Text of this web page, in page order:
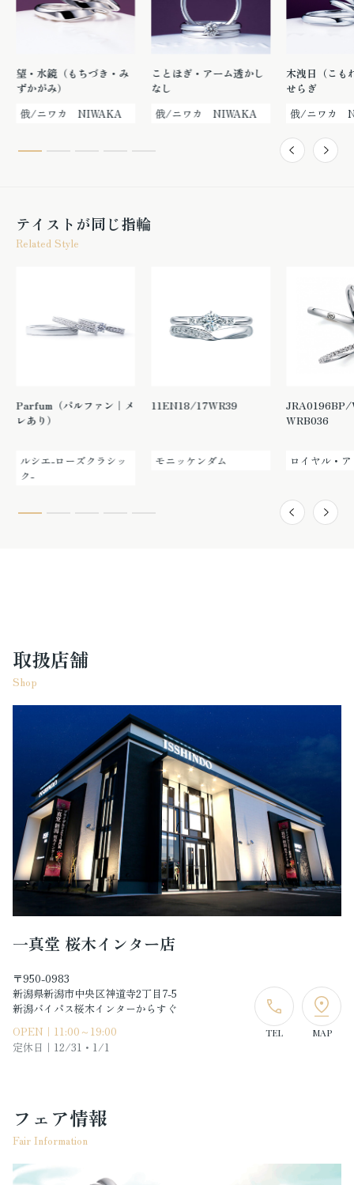
望・水鏡（もちづき・み
ずかがみ）
俄/ニワカ NIWAKA
ことほぎ・アーム透かし
なし
俄/ニワカ NIWAKA
木洩日（こも
せらぎ
俄/ニワカ
テイストが同じ指輪
Related Style
Parfum（パルファン｜メ
レあり）
ルシエ-ローズクラシッ
ク-
11EN18/17WR39
モニッケンダム
WRB036
ロイヤル・
取扱店舗
Shop
一真堂 桜木インター店
〒950-0983
新潟県新潟市中央区神道寺2丁目7-5
新潟バイパス桜木インターからすぐ
OPEN｜11:00～19:00
定休日｜ 12/31・1/1
TEL MAP
フェア情報
Fair Information